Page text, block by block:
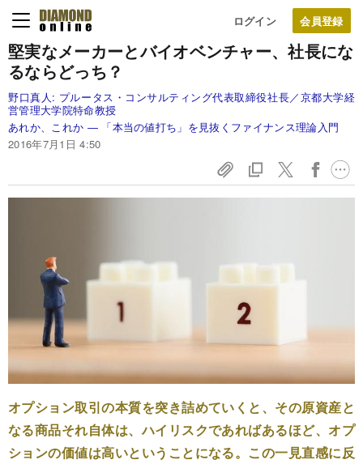
ログイン
堅実なメーカーとバイオベンチャー、社長にな
るならどっち？
野口真人: プルータス・コンサルティング代表取締役社長／京都大学経
営管理大学院特命教授
あれか、これか ― 「本当の値打ち」を見抜くファイナンス理論入門
2016年7月1日 4:50
オプション取引の本質を突き詰めていくと、その原資産と
なる商品それ自体は、ハイリスクであればあるほど、オプ
ションの価値は高いということになる。この一見直感に反